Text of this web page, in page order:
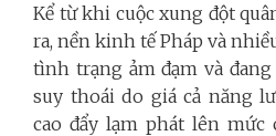
Kể từ khi cuộc xung đột
ra, nền kinh tế Pháp và
tình trạng ảm đạm và
suy thoái do giá cả năng
cao đẩy lạm phát lên mức